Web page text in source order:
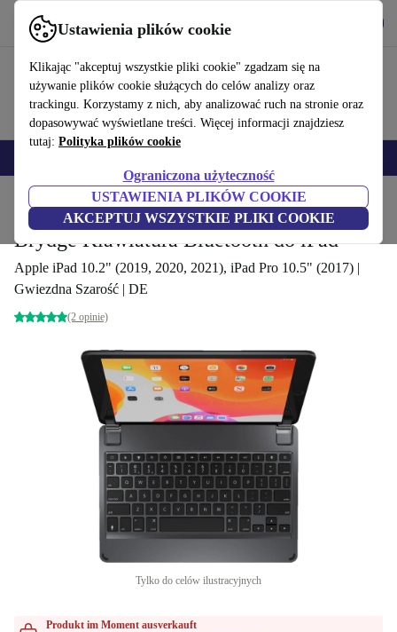
Ustawienia plików cookie
Klikając "akceptuj wszystkie pliki cookie" zgadzam się na
używanie plików cookie służących do celów analizy oraz
trackingu. Korzystamy z nich, aby analizować ruch na stronie oraz
dopasowywać wyświetlane treści. Więcej informacji znajdziesz
tutaj: Polityka plików cookie
Ograniczona użyteczność
USTAWIENIA PLIKÓW COOKIE
AKCEPTUJ WSZYSTKIE PLIKI COOKIE
Korzystaj z refurbed szybko i łatwo
Produkty Akcesoria komputerowe
Brydge Klawiatura Bluetooth do iPad
Apple iPad 10.2" (2019, 2020, 2021), iPad Pro 10.5" (2017) |
Gwiezdna Szarość | DE
(2 opinie)
Tylko do celów ilustracyjnych
Produkt im Moment ausverkauft